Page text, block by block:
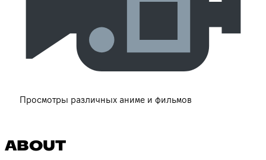
Просмотры различных аниме и фильмов
ABOUT